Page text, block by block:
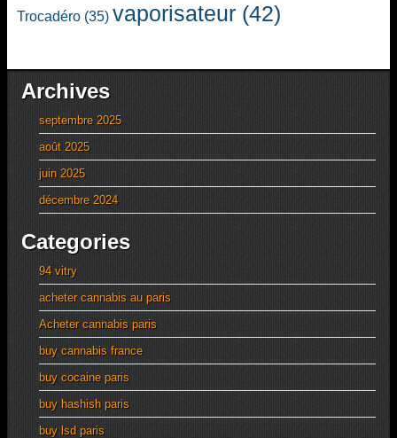
Trocadéro (35) vaporisateur (42)
Archives
septembre 2025
août 2025
juin 2025
décembre 2024
Categories
94 vitry
acheter cannabis au paris
Acheter cannabis paris
buy cannabis france
buy cocaine paris
buy hashish paris
buy lsd paris